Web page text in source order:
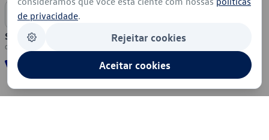
Segurança
de privacidade.
Rejeitar cookies
Aceitar cookies